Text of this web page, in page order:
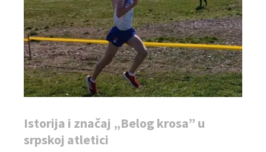
Istorija i značaj „Belog krosa” u
srpskoj atletici